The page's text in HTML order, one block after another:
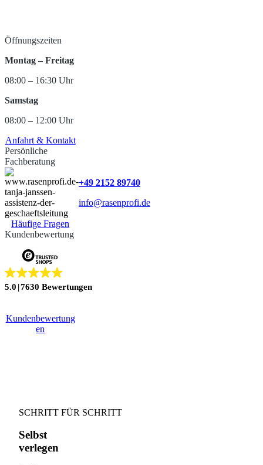
Öffnungszeiten
Montag – Freitag
08:00 – 16:30 Uhr
Samstag
08:00 – 12:00 Uhr
Anfahrt & Kontakt
Persönliche
Fachberatung
+49 2152 89740
info@rasenprofi.de
Häufige Fragen
Kundenbewertung
5.0 7630 Bewertungen
Kundenbewertung
en
SCHRITT FÜR SCHRITT
Selbst
verlegen